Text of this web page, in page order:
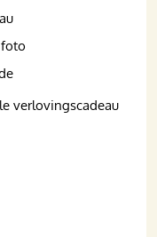
verlovingscadeau